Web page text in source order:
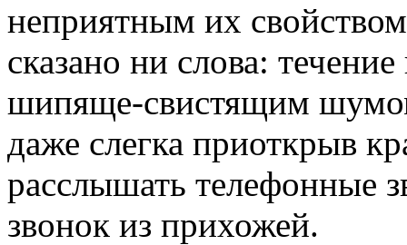
неприятным их
сказано ни слова:
шипяще-свистящим
даже слегка приоткрыв
расслышать телефонные
звонок из прихожей.